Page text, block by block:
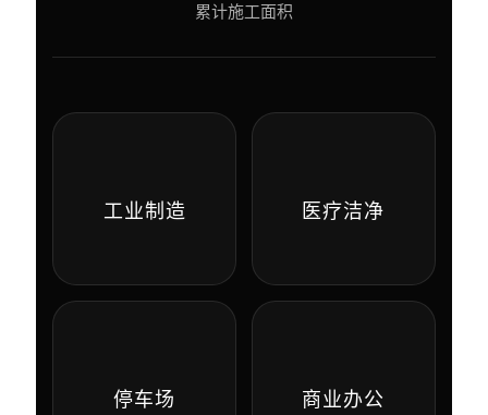
累计施工面积
工业制造 医疗洁净
停车场 商业办公